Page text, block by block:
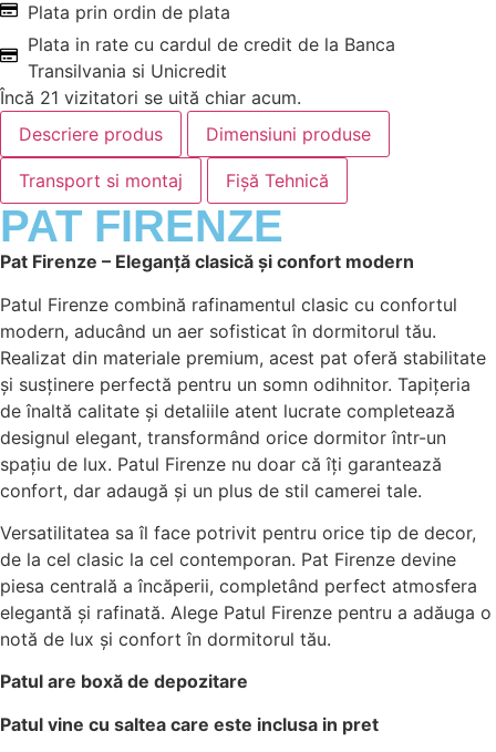
Plata prin ordin de plata
Plata in rate cu cardul de credit de la Banca
Transilvania si Unicredit
Încă 21 vizitatori se uită chiar acum.
Descriere produs
Dimensiuni produse
Transport si montaj Fișă Tehnică
PAT FIRENZE
Pat Firenze – Eleganță clasică și confort modern
Patul Firenze combină rafinamentul clasic cu confortul
modern, aducând un aer sofisticat în dormitorul tău.
Realizat din materiale premium, acest pat oferă stabilitate
și susținere perfectă pentru un somn odihnitor. Tapițeria
de înaltă calitate și detaliile atent lucrate completează
designul elegant, transformând orice dormitor într-un
spațiu de lux. Patul Firenze nu doar că îți garantează
confort, dar adaugă și un plus de stil camerei tale.
Versatilitatea sa îl face potrivit pentru orice tip de decor,
de la cel clasic la cel contemporan. Pat Firenze devine
piesa centrală a încăperii, completând perfect atmosfera
elegantă și rafinată. Alege Patul Firenze pentru a adăuga o
notă de lux și confort în dormitorul tău.
Patul are boxă de depozitare
Patul vine cu saltea care este inclusa in pret